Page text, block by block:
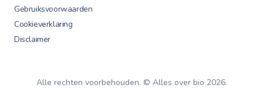
Gebruiksvoorwaarden
Cookieverklaring
Disclaimer
Alle rechten voorbehouden. © Alles over bio 2026.